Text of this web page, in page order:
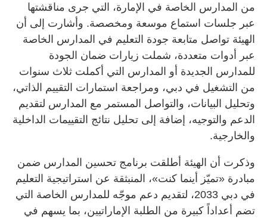
من المدارس الخاصة في الإمارة، التي جرى مناقشتها
عبر جلسات استماع موسعة ومخصصة. وأشارت إلى أن
الهيئة تواصل متابعة جودة التعليم في المدارس الخاصة
عبر أدوات متعددة، شملت زيارات ضمان الجودة
للمدارس الجديدة أو المدارس التي أكملت ثلاث سنوات
من التشغيل في دبي، ومراجعة استمارات التقييم الذاتي،
وتحليل البيانات، والتواصل المستمر مع المدارس لتقديم
الدعم والتوجيه، إضافة إلى تحليل نتائج التقييمات الداخلية
والخارجية.
وذكرت أن الهيئة أطلقت برنامج تحسين المدارس ضمن
مبادرة «تميّز أينما كنت»، المنبثقة عن استراتيجية التعليم
في دبي 2033، لتقديم دعم موجّه للمدارس الخاصة التي
تضم أعداداً كبيرة من الطلبة الإماراتيين، بما يسهم في